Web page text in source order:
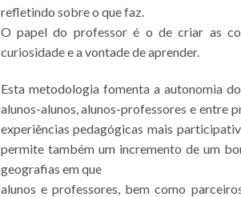
refletindo sobre o que faz.
O papel do professor é o de criar as
curiosidade e a vontade de aprender.
Esta metodologia fomenta a autonomia
alunos-alunos, alunos-professores e entre
experiências pedagógicas mais
permite também um incremento de um
geografias em que
alunos e professores, bem como